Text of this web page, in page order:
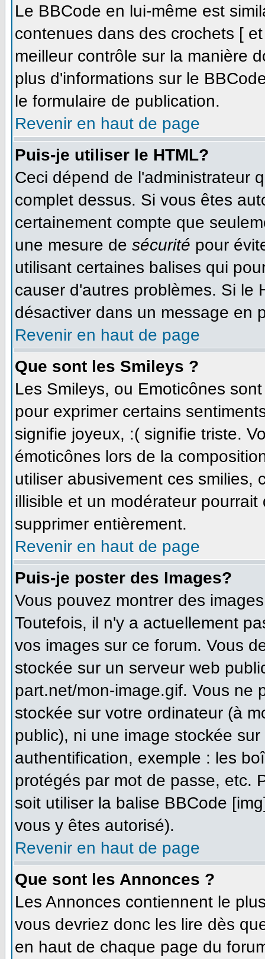
Le BBCode en lui-même est
contenues dans des crochets [
meilleur contrôle sur la manière
plus d'informations sur le
le formulaire de publication.
Revenir en haut de page
Puis-je utiliser le HTML?
Ceci dépend de l'administrateur
complet dessus. Si vous êtes
certainement compte que
une mesure de sécurité pour
utilisant certaines balises qui
causer d'autres problèmes. Si le
désactiver dans un message en
Revenir en haut de page
Que sont les Smileys ?
Les Smileys, ou Emoticônes
pour exprimer certains
signifie joyeux, :( signifie triste.
émoticônes lors de la
utiliser abusivement ces smilies,
illisible et un modérateur
supprimer entièrement.
Revenir en haut de page
Puis-je poster des Images?
Vous pouvez montrer des
Toutefois, il n'y a actuellement
vos images sur ce forum. Vous
stockée sur un serveur web
part.net/mon-image.gif. Vous ne
stockée sur votre ordinateur (à
public), ni une image stockée
authentification, exemple : les
protégés par mot de passe, etc.
soit utiliser la balise BBCode
vous y êtes autorisé).
Revenir en haut de page
Que sont les Annonces ?
Les Annonces contiennent le
vous devriez donc les lire dès
en haut de chaque page du